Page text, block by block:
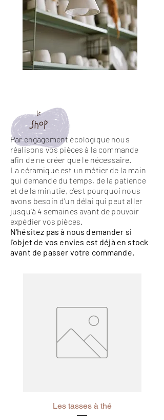
Par engagement écologique nous
réalisons vos pièces à la commande
afin de ne créer que le nécessaire.
La céramique est un métier de la main
qui demande du temps, de la patience
et de la minutie, c'est pourquoi nous
avons besoin d'un délai qui peut aller
jusqu'à 4 semaines avant de pouvoir
expédier vos pièces.
N'hésitez pas à nous demander si
l'objet de vos envies est déjà en stock
avant de passer votre commande.
Les tasses à thé